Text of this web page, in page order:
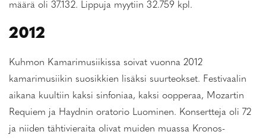
määrä oli 37.132. Lippuja myytiin 32.759 kpl.
2012
Kuhmon Kamarimusiikissa soivat vuonna 2012
kamarimusiikin suosikkien lisäksi suurteokset. Festivaalin
aikana kuultiin kaksi sinfoniaa, kaksi oopperaa, Mozartin
Requiem ja Haydnin oratorio Luominen. Konsertteja oli 72
ja niiden tähtivieraita olivat muiden muassa Kronos-